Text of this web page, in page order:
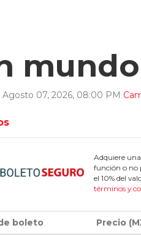
Agosto 07, 2026, 08:00 PM
Adquiere
función o no
el 10% del
términos y
boleto Precio